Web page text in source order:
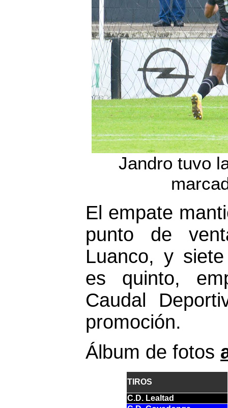
Jandro tuvo
El empate
punto de
Luanco, y
es quinto,
Caudal
promoción.
Álbum de fotos
TIROS
C.D. Lealtad